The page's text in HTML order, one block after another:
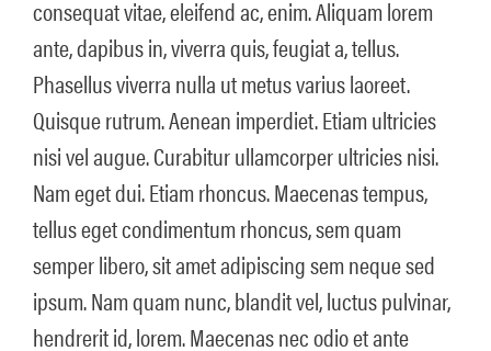
consequat vitae, eleifend ac, enim. Aliquam lorem
ante, dapibus in, viverra quis, feugiat a, tellus.
Phasellus viverra nulla ut metus varius laoreet.
Quisque rutrum. Aenean imperdiet. Etiam ultricies
nisi vel augue. Curabitur ullamcorper ultricies nisi.
Nam eget dui. Etiam rhoncus. Maecenas tempus,
tellus eget condimentum rhoncus, sem quam
semper libero, sit amet adipiscing sem neque sed
ipsum. Nam quam nunc, blandit vel, luctus pulvinar,
hendrerit id, lorem. Maecenas nec odio et ante